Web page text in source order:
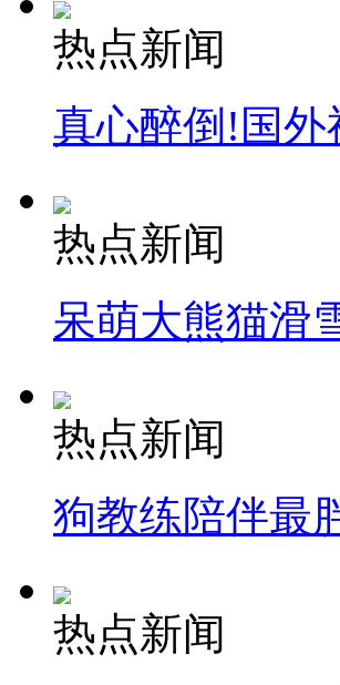
热点新闻
真心醉倒!国
热点新闻
呆萌大熊猫滑
热点新闻
狗教练陪伴最
热点新闻